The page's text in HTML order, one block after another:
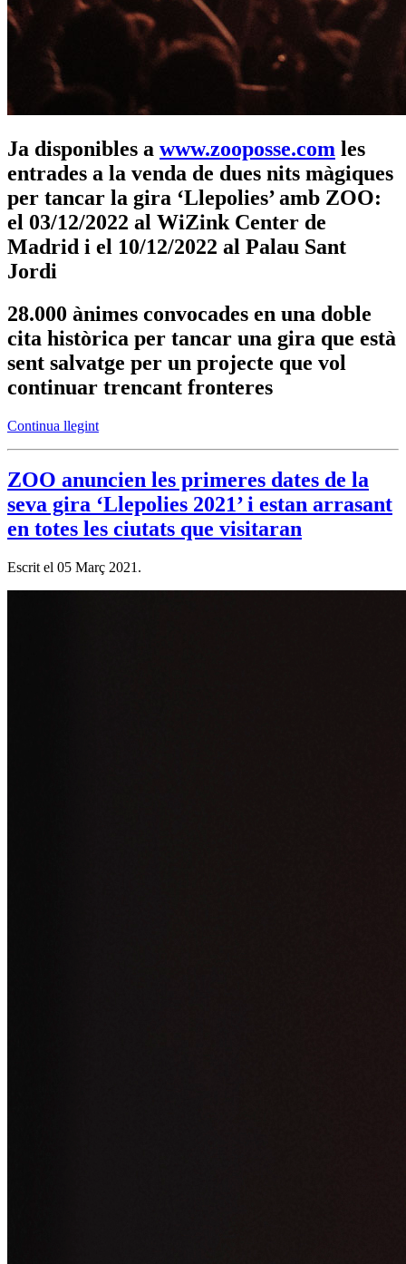
Ja disponibles a www.zooposse.com les
entrades a la venda de dues nits màgiques
per tancar la gira ‘Llepolies’ amb ZOO:
el 03/12/2022 al WiZink Center de
Madrid i el 10/12/2022 al Palau Sant
Jordi
28.000 ànimes convocades en una doble
cita històrica per tancar una gira que està
sent salvatge per un projecte que vol
continuar trencant fronteres
Continua llegint
ZOO anuncien les primeres dates de la
seva gira ‘Llepolies 2021’ i estan arrasant
en totes les ciutats que visitaran
Escrit el 05 Març 2021 .